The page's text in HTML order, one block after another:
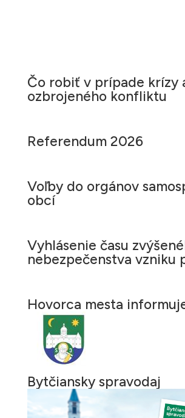
Čo robiť v prípade krízy
ozbrojeného konfliktu
Referendum 2026
Voľby do orgánov
obcí
Vyhlásenie času
nebezpečenstva vzniku
Hovorca mesta
Bytčiansky spravodaj